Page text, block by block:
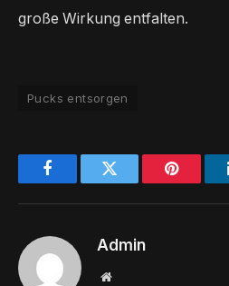
große Wirkung entfalten.
Pucks entsorgen
FacebookTwitter Pinterest
Admin
Website